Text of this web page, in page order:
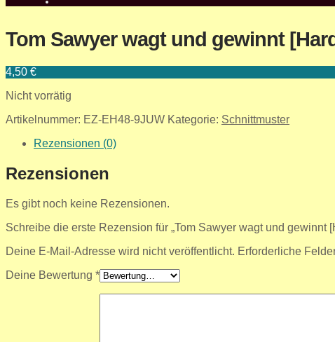
Tom Sawyer wagt und gewinnt
4,50 €
Nicht vorrätig
Artikelnummer: EZ-EH48-9JUW Kategorie: Schnittmuster
Rezensionen (0)
Rezensionen
Es gibt noch keine Rezensionen.
Schreibe die erste Rezension für „Tom Sawyer wagt und gewinnt
Deine E-Mail-Adresse wird nicht veröffentlicht. Erforderliche
Deine Bewertung *